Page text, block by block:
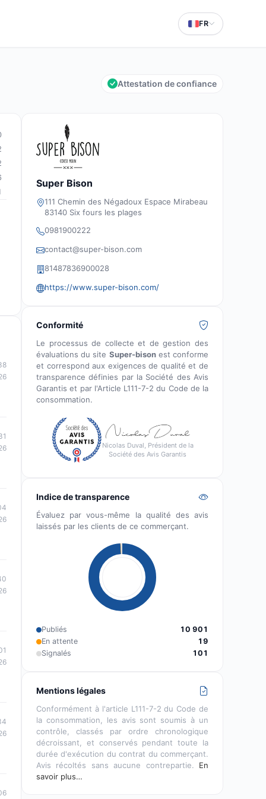
FR
Attestation de confiance
Super Bison
111 Chemin des Négadoux Espace Mirabeau
83140 Six fours les plages
0981900222
contact@super-bison.com
81487836900028
https://www.super-bison.com/
Conformité
Le processus de collecte et de gestion des
évaluations du site Super-bisonest conforme
et correspond aux exigences de qualité et de
transparence définies par la Société des Avis
Garantis et par l'Article L111-7-2 du Code de la
consommation.
Nicolas Duval, Président de la
Société des Avis Garantis
Indice de transparence
Évaluez par vous-même la qualité des avis
laissés par les clients de ce commerçant.
Publiés
10 901
En attente
19
Signalés
101
Mentions légales
Conformément à l'article L111-7-2 du Code de
la consommation, les avis sont soumis à un
contrôle, classés par ordre chronologique
décroissant, et conservés pendant toute la
durée d'exécution du contrat du commerçant.
Avis récoltés sans aucune contrepartie. En
savoir plus…